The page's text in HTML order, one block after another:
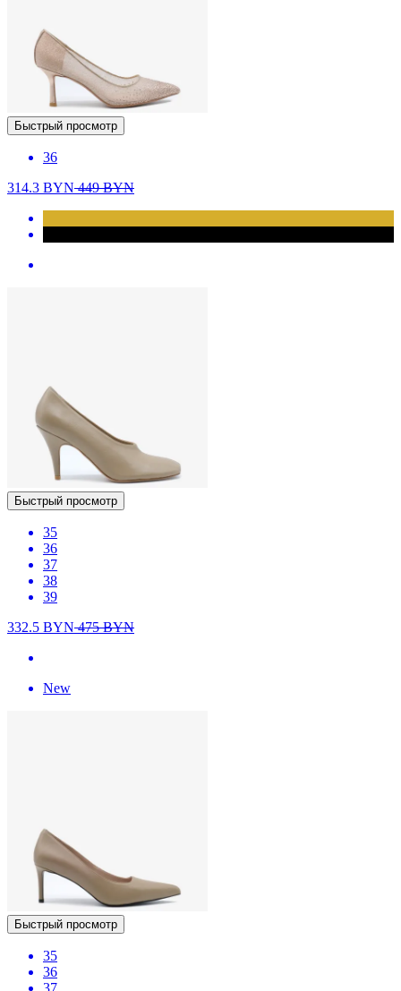
Быстрый просмотр
36
314.3 BYN449BYN
Быстрый просмотр
35
36
37
38
39
332.5 BYN475BYN
New
Быстрый просмотр
35
36
37